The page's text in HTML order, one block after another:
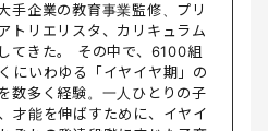
手企業の教育事業監修、プリ
トリエリスタ、カリキュラム
てきた。 その中で、6100組
にいわゆる「イヤイヤ期」の
数多く経験。一人ひとりの子
才能を伸ばすために、イヤイ